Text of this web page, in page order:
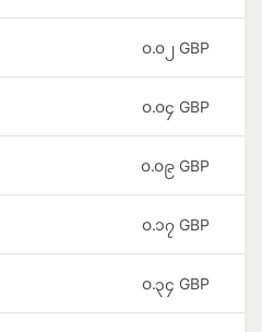
၀.၀၂ GBP
၀.၀၄ GBP
၀.၀၉ GBP
၀.၁၇ GBP
၀.၃၄ GBP